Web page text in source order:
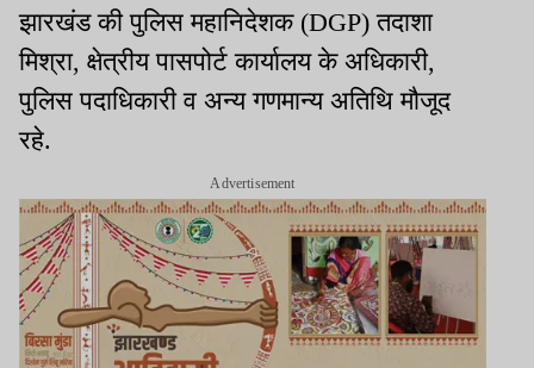
झारखंड की पुलिस महानिदेशक (DGP) तदाशा
मिश्रा, क्षेत्रीय पासपोर्ट कार्यालय के अधिकारी,
पुलिस पदाधिकारी व अन्य गणमान्य अतिथि मौजूद
रहे.
Advertisement